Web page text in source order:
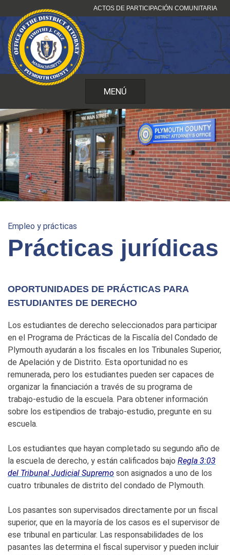
al
contenido
ACTOS DE PARTICIPACIÓN COMUNITARIA
MENÚ
Empleo y prácticas
Prácticas jurídicas
OPORTUNIDADES DE PRÁCTICAS PARA
ESTUDIANTES DE DERECHO
Los estudiantes de derecho seleccionados para participar
en el Programa de Prácticas de la Fiscalía del Condado de
Plymouth ayudarán a los fiscales en los Tribunales Superior,
de Apelación y de Distrito. Esta oportunidad no es
remunerada, pero los estudiantes pueden ser capaces de
organizar la financiación a través de su programa de
trabajo-estudio de la escuela. Para obtener información
sobre los estipendios de trabajo-estudio, pregunte en su
escuela.
Los estudiantes que hayan completado su segundo año de
la escuela de derecho, y están calificados bajo Regla 3:03
del Tribunal Judicial Supremo son asignados a uno de los
cuatro tribunales de distrito del condado de Plymouth.
Los pasantes son supervisados directamente por un fiscal
superior, que en la mayoría de los casos es el supervisor de
ese tribunal en particular. Las responsabilidades de los
pasantes las determina el fiscal supervisor y pueden incluir